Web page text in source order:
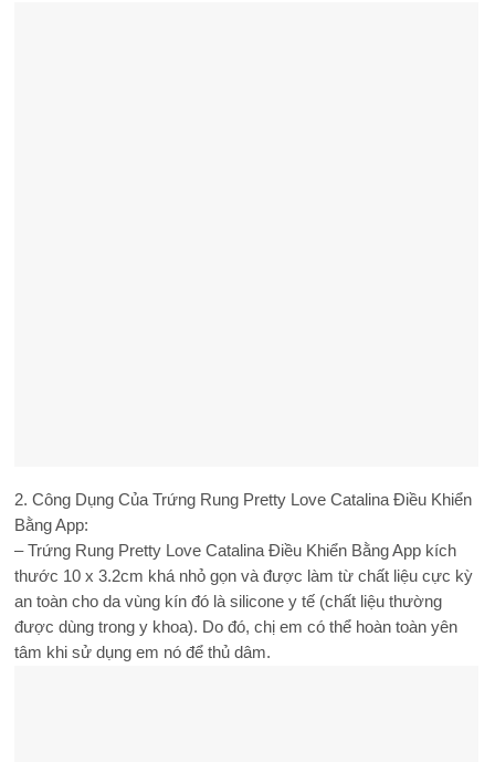
2. Công Dụng Của Trứng Rung Pretty Love Catalina Điều Khiển
Bằng App:
– Trứng Rung Pretty Love Catalina Điều Khiển Bằng App kích
thước 10 x 3.2cm khá nhỏ gọn và được làm từ chất liệu cực kỳ
an toàn cho da vùng kín đó là silicone y tế (chất liệu thường
được dùng trong y khoa). Do đó, chị em có thể hoàn toàn yên
tâm khi sử dụng em nó để thủ dâm.